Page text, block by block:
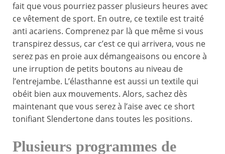
fait que vous pourriez passer plusieurs heures avec
ce vêtement de sport. En outre, ce textile est traité
anti acariens. Comprenez par là que même si vous
transpirez dessus, car c’est ce qui arrivera, vous ne
serez pas en proie aux démangeaisons ou encore à
une irruption de petits boutons au niveau de
l’entrejambe. L’élasthanne est aussi un textile qui
obéit bien aux mouvements. Alors, sachez dès
maintenant que vous serez à l’aise avec ce short
tonifiant Slendertone dans toutes les positions.
Plusieurs programmes de